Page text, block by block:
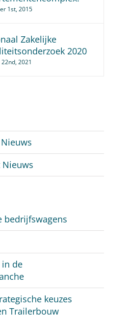
1st, 2015
Zakelijke
2020
2021
bedrijfswagens
in de
keuzes
Trailerbouw